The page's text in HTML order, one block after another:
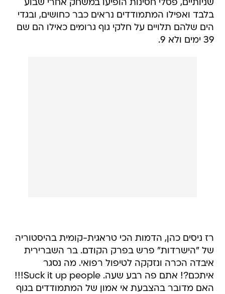
שניותיים, פסלי חסינות הופיעו במשחק אחרי שבוע
בלבד ואפילו המתמודדים נראים כבר כחושים, ובגדי
הים שלהם תלויים על חלקי גוף גרומים כאילו הם שם
39 ימים ולא 9.
רז ניסים כהן, הדמות הכי טראגית-קומית בהיסטוריה
של "הישרדות" פרש בפרק הקודם. בר השברירית
איבדה הכרה ונזקקה לטיפול רפואי. מה נסגר
איתכם?! אתם פה רבע שעה. Suck it up people!!!
האם מדובר בהצבעת אי אמון של המתמודדים בגוף